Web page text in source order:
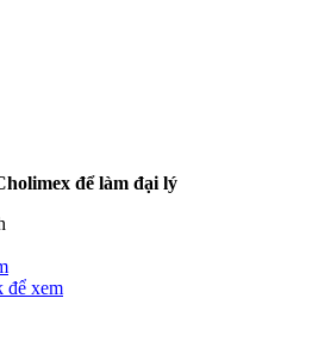
để làm đại lý
để xem